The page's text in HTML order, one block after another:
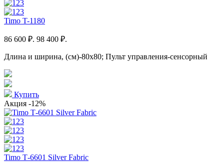
Timo T-1180
86 600 ₽. 98 400 ₽.
Длина и ширина, (см)-80x80; Пульт управления-сенсорный
Купить
Акция -12%
Timo Т-6601 Silver Fabric